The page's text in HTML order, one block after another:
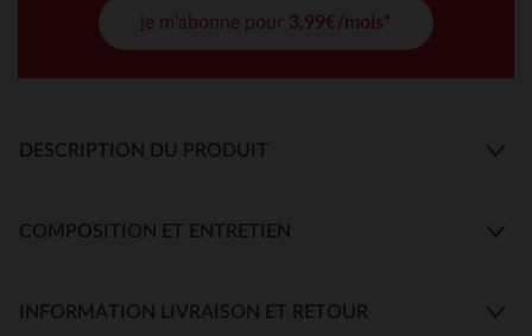
je m'abonne pour 3,99€/mois*
DESCRIPTION DU PRODUIT
COMPOSITION ET ENTRETIEN
INFORMATION LIVRAISON ET RETOUR